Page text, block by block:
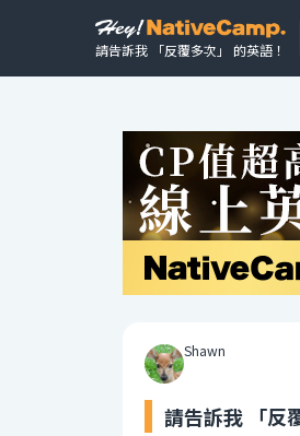
請告訴我 「反覆多次」 的英語！
Shawn
請告訴我 「反